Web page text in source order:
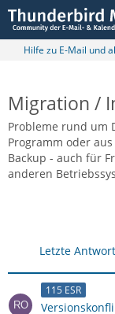
Hilfe zu E-Mail und
Migration /
Probleme rund um
Programm oder
Backup - auch für
anderen
Letzte Antwort
115 ESR